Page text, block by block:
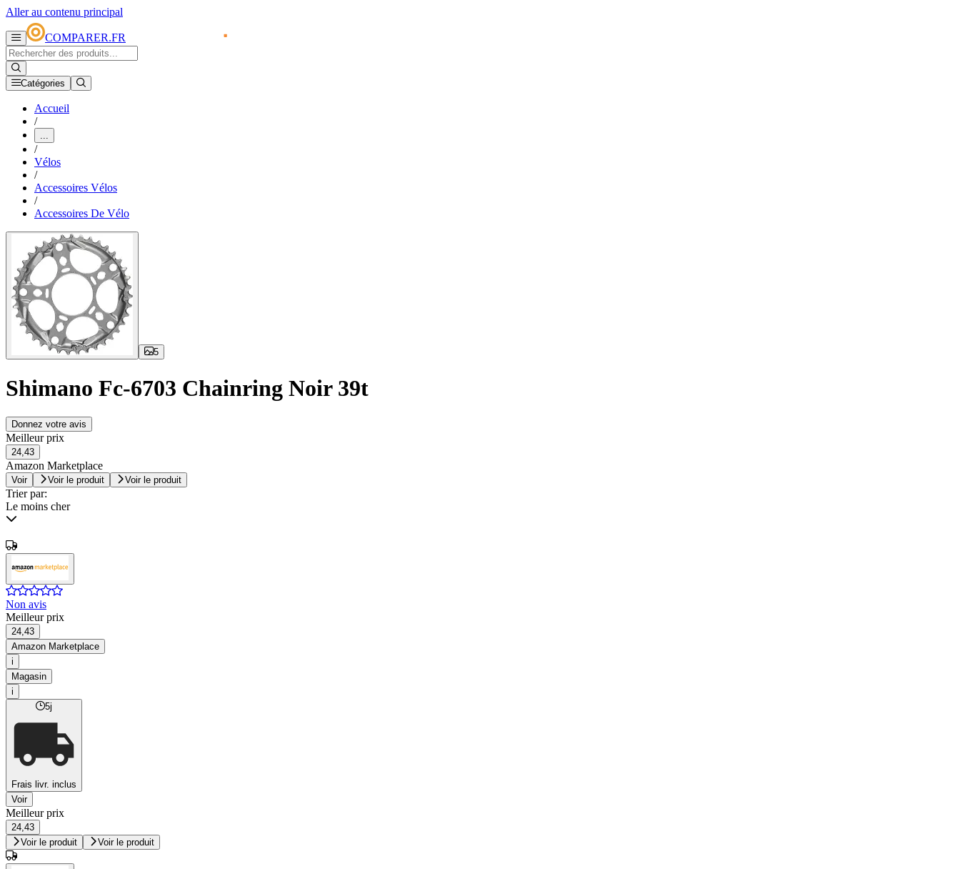
Aller au contenu principal
COMPARER.FR
Catégories
Accueil
/
...
/
Vélos
/
Accessoires Vélos
/
Accessoires De Vélo
5
Shimano Fc-6703 Chainring Noir 39t
Donnez votre avis
Meilleur prix
24,43
Amazon Marketplace
Voir Voir le produit Voir le produit
Trier par:
Le moins cher
Non avis
Meilleur prix
24,43
Amazon Marketplace
i
Magasin
i
5j
Frais livr. inclus
Voir
Meilleur prix
24,43
Voir le produit
Voir le produit